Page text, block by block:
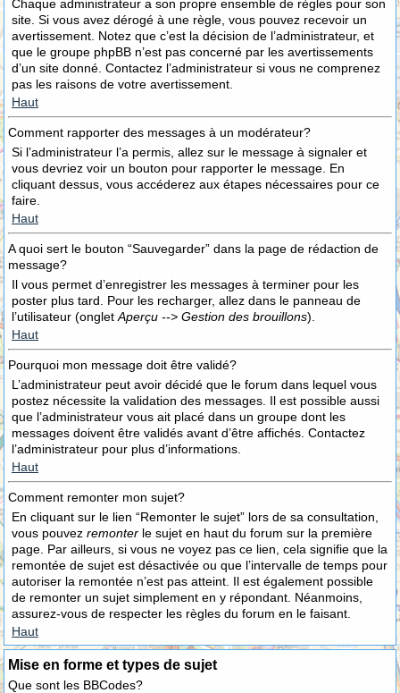
Chaque administrateur a son propre ensemble de règles pour son
site. Si vous avez dérogé à une règle, vous pouvez recevoir un
avertissement. Notez que c’est la décision de l’administrateur, et
que le groupe phpBB n’est pas concerné par les avertissements
d’un site donné. Contactez l’administrateur si vous ne comprenez
pas les raisons de votre avertissement.
Haut
Comment rapporter des messages à un modérateur?
Si l’administrateur l’a permis, allez sur le message à signaler et
vous devriez voir un bouton pour rapporter le message. En
cliquant dessus, vous accéderez aux étapes nécessaires pour ce
faire.
Haut
A quoi sert le bouton “Sauvegarder” dans la page de rédaction de
message?
Il vous permet d’enregistrer les messages à terminer pour les
poster plus tard. Pour les recharger, allez dans le panneau de
l’utilisateur (onglet Aperçu --> Gestion des brouillons).
Haut
Pourquoi mon message doit être validé?
L’administrateur peut avoir décidé que le forum dans lequel vous
postez nécessite la validation des messages. Il est possible aussi
que l’administrateur vous ait placé dans un groupe dont les
messages doivent être validés avant d’être affichés. Contactez
l’administrateur pour plus d’informations.
Haut
Comment remonter mon sujet?
En cliquant sur le lien “Remonter le sujet” lors de sa consultation,
vous pouvez remonter le sujet en haut du forum sur la première
page. Par ailleurs, si vous ne voyez pas ce lien, cela signifie que la
remontée de sujet est désactivée ou que l’intervalle de temps pour
autoriser la remontée n’est pas atteint. Il est également possible
de remonter un sujet simplement en y répondant. Néanmoins,
assurez-vous de respecter les règles du forum en le faisant.
Haut
Mise en forme et types de sujet
Que sont les BBCodes?